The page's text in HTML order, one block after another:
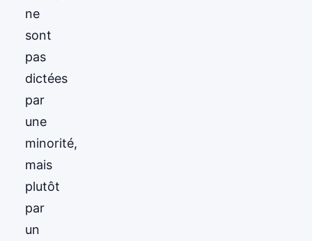
ne
sont
pas
dictées
par
une
minorité,
mais
plutôt
par
un